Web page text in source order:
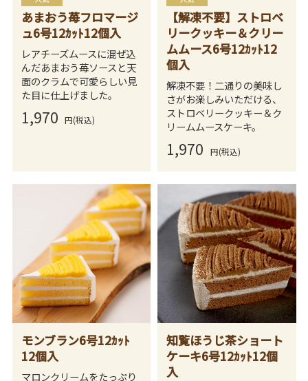
あまおう苺フロマージ
ュ6号12ｶｯﾄ12個入
レアチーズムースに混ぜ込
んだあまおう苺ソースと天
面のクラムで可愛らしい見
た目に仕上げました。
1,970 円(税込)
【解凍不要】ストロベ
リークッキー＆クリー
ムムース6号12ｶｯﾄ12
個入
解凍不要！二通りの美味し
さがお楽しみいただける、
ストロベリークッキー＆ク
リームムースケーキ。
1,970 円(税込)
モンブラン6号12ｶｯﾄ
12個入
マロンクリームをたっぷり
知覧ほうじ茶ショート
ケーキ6号12ｶｯﾄ12個
入